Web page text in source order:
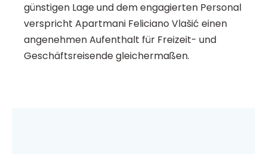
günstigen Lage und dem engagierten Personal
verspricht Apartmani Feliciano Vlašić einen
angenehmen Aufenthalt für Freizeit- und
Geschäftsreisende gleichermaßen.